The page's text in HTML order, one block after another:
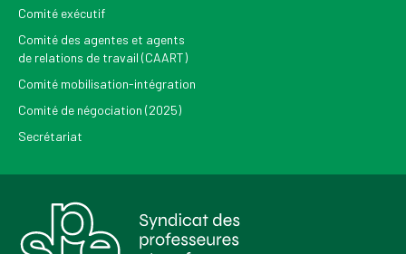
Comité exécutif
Comité des agentes et agents
de relations de travail (CAART)
Comité mobilisation-intégration
Comité de négociation (2025)
Secrétariat